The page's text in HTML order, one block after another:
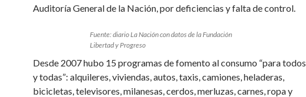
Auditoría General de la Nación, por deficiencias y falta de control.
Fuente: diario La Nación con datos de la Fundación
Libertad y Progreso
Desde 2007 hubo 15 programas de fomento al consumo “para todos
y todas”: alquileres, viviendas, autos, taxis, camiones, heladeras,
bicicletas, televisores, milanesas, cerdos, merluzas, carnes, ropa y